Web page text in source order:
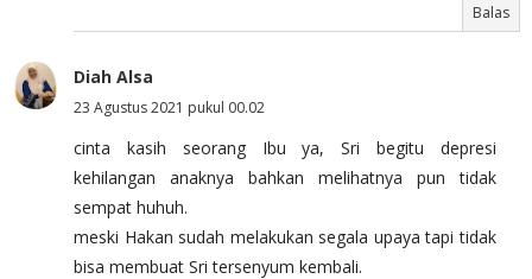
Balas
Diah Alsa
23 Agustus 2021 pukul 00.02
cinta kasih seorang Ibu ya, Sri begitu depresi
kehilangan anaknya bahkan melihatnya pun tidak
sempat huhuh.
meski Hakan sudah melakukan segala upaya tapi tidak
bisa membuat Sri tersenyum kembali.